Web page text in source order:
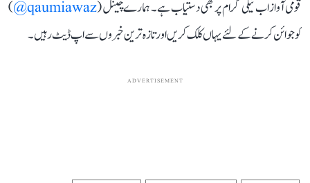
قومی آواز اب ٹیلی گرام پر بھی دستیاب ہے۔ ہمارے چینل (qaumiawaz@
)
کو جوائن کرنے کے لئے یہاں کلک کریں اور تازہ ترین خبروں سے اپ ڈیٹ رہیں۔
ADVERTISEMENT